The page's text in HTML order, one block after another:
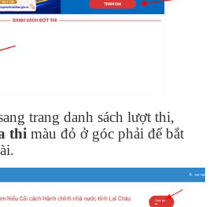
trang danh sách lượt thi,
thi màu đỏ ở góc phải để bắt